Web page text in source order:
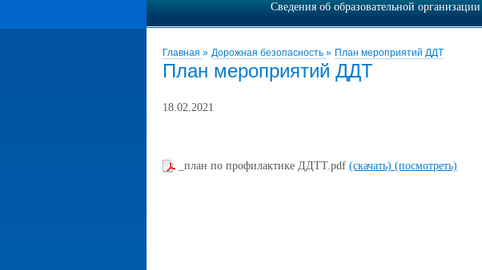
Главная » Дорожная безопасность » План мероприятий ДДТ
План мероприятий ДДТ
18.02.2021
_план по профилактике ДДТТ.pdf (скачать) (посмотреть)
Сведения об образовательной организации